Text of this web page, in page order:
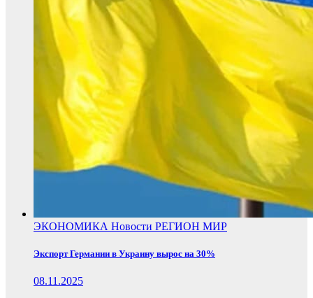
ЭКОНОМИКА Новости РЕГИОН МИР
Экспорт Германии в Украину вырос на 30%
08.11.2025